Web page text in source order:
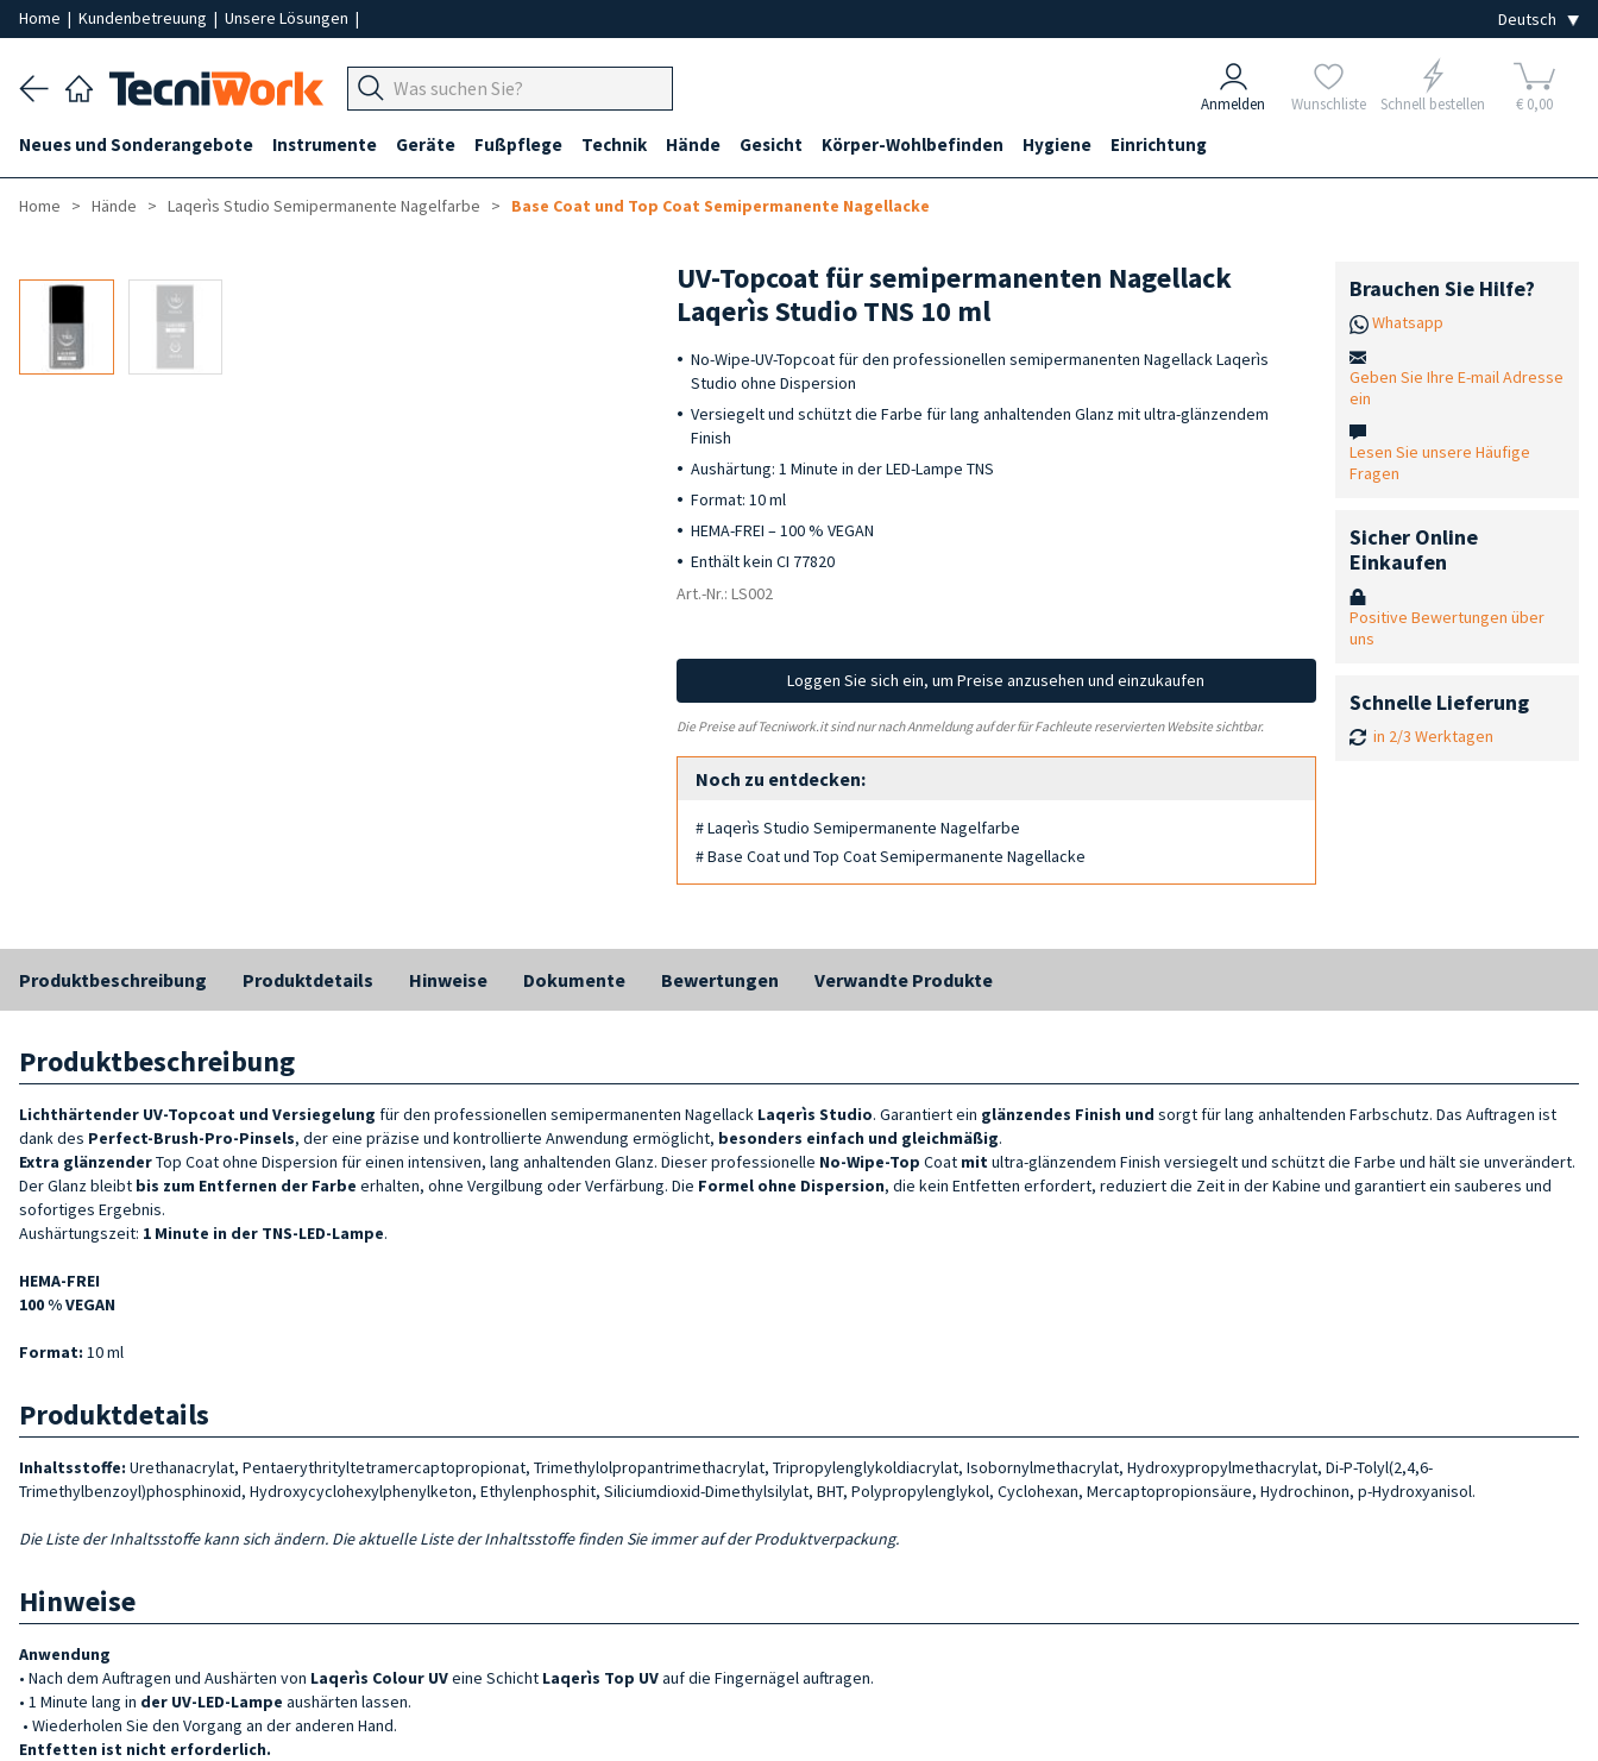
Home | Kundenbetreuung | Unsere Lösungen |
Anmelden Wunschliste Schnell bestellen € 0,00
Neues und Sonderangebote Instrumente Geräte Fußpflege Technik Hände Gesicht Körper-Wohlbefinden Hygiene Einrichtung
Home Hände Laqerìs Studio Semipermanente Nagelfarbe Base Coat und Top Coat Semipermanente Nagellacke
UV-Topcoat für semipermanenten Nagellack
Laqerìs Studio TNS 10 ml
No-Wipe-UV-Topcoat für den professionellen semipermanenten Nagellack Laqerìs
Studio ohne Dispersion
Versiegelt und schützt die Farbe für lang anhaltenden Glanz mit ultra-glänzendem
Finish
Aushärtung: 1 Minute in der LED-Lampe TNS
Format: 10 ml
HEMA-FREI – 100 % VEGAN
Enthält kein CI 77820
Art.-Nr.: LS002
Loggen Sie sich ein, um Preise anzusehen und einzukaufen
Die Preise auf Tecniwork.it sind nur nach Anmeldung auf der für Fachleute reservierten Website sichtbar.
Noch zu entdecken:
# Laqerìs Studio Semipermanente Nagelfarbe
# Base Coat und Top Coat Semipermanente Nagellacke
Brauchen Sie Hilfe?
Whatsapp
Geben Sie Ihre E-mail Adresse
ein
Lesen Sie unsere Häufige
Fragen
Sicher Online
Einkaufen
Positive Bewertungen über
uns
Schnelle Lieferung
in 2/3 Werktagen
Produktbeschreibung Produktdetails Hinweise Dokumente Bewertungen Verwandte Produkte
Produktbeschreibung
Lichthärtender UV-Topcoat und Versiegelung für den professionellen semipermanenten Nagellack Laqerìs Studio. Garantiert ein glänzendes Finish und sorgt für lang anhaltenden Farbschutz. Das Auftragen ist
dank des Perfect-Brush-Pro-Pinsels, der eine präzise und kontrollierte Anwendung ermöglicht, besonders einfach und gleichmäßig.
Extra glänzenderTop Coat ohne Dispersion für einen intensiven, lang anhaltenden Glanz. Dieser professionelle No-Wipe-Top Coat mitultra-glänzendem Finish versiegelt und schützt die Farbe und hält sie unverändert.
Der Glanz bleibt bis zum Entfernen der Farbe erhalten, ohne Vergilbung oder Verfärbung. Die Formel ohne Dispersion, die kein Entfetten erfordert, reduziert die Zeit in der Kabine und garantiert ein sauberes und
sofortiges Ergebnis.
Aushärtungszeit: 1 Minute in der TNS-LED-Lampe.
HEMA-FREI
100 % VEGAN
Format: 10 ml
Produktdetails
Inhaltsstoffe: Urethanacrylat, Pentaerythrityltetramercaptopropionat, Trimethylolpropantrimethacrylat, Tripropylenglykoldiacrylat, Isobornylmethacrylat, Hydroxypropylmethacrylat, Di-P-Tolyl(2,4,6-
Trimethylbenzoyl)phosphinoxid, Hydroxycyclohexylphenylketon, Ethylenphosphit, Siliciumdioxid-Dimethylsilylat, BHT, Polypropylenglykol, Cyclohexan, Mercaptopropionsäure, Hydrochinon, p-Hydroxyanisol.
Die Liste der Inhaltsstoffe kann sich ändern. Die aktuelle Liste der Inhaltsstoffe finden Sie immer auf der Produktverpackung.
Hinweise
Anwendung
• Nach dem Auftragen und Aushärten von Laqerìs Colour UVeine Schicht Laqerìs Top UVauf die Fingernägel auftragen.
• 1 Minute lang in der UV-LED-Lampe aushärten lassen.
• Wiederholen Sie den Vorgang an der anderen Hand.
Entfetten ist nicht erforderlich.